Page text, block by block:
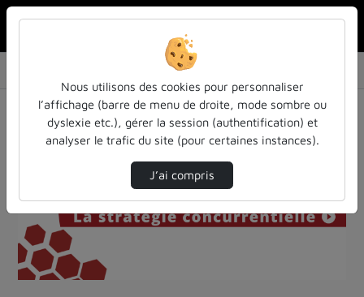
La méthode IDéO - La stratégie concurrentiel…
Lire
Nous utilisons des cookies pour personnaliser
l’affichage (barre de menu de droite, mode sombre ou
dyslexie etc.), gérer la session (authentification) et
analyser le trafic du site (pour certaines instances).
J’ai compris